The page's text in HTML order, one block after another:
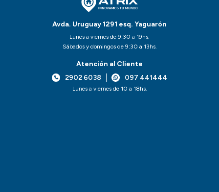
Avda. Uruguay 1291 esq. Yaguarón
Lunes a viernes de 9:30 a 19hs.
Sábados y domingos de 9:30 a 13hs.
Atención al Cliente
2902 6038
097 441444
Lunes a viernes de 10 a 18hs.